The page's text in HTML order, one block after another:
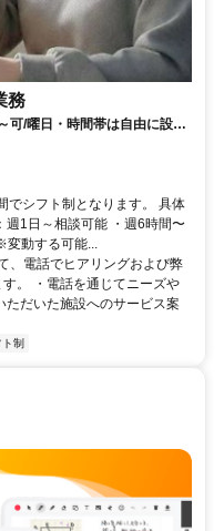
務
可/曜日・時間帯は自由に設定
にヒアリング、商品案内）
でシフト制となります。 具体
週1日～相談可能 ・週6時間〜
動する可能...
、電話でヒアリングおよび弊
。 ・電話を通じてニーズや
ただいた施設へのサービス案
制